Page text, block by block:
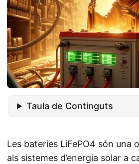
Taula de Continguts
Les bateries LiFePO4 són una
als sistemes d’energia solar a